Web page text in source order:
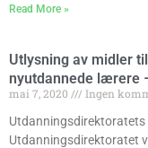
Read More »
Utlysning av midler
nyutdannede lærere
mai 7, 2020
Ingen
Utdanningsdirektoratet